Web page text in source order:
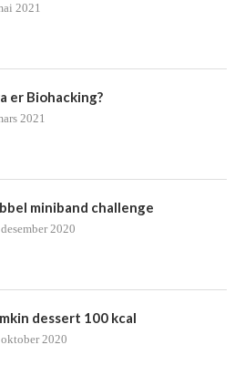
2021
er Biohacking?
2021
miniband challenge
2020
dessert 100 kcal
2020